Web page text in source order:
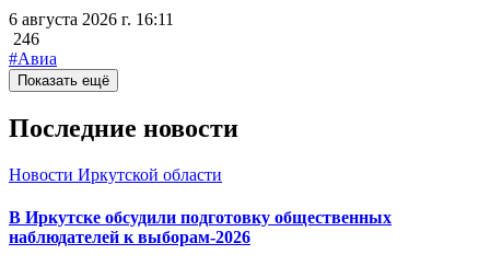
6 августа 2026 г. 16:11
246
#Авиа
Показать ещё
Последние новости
Новости Иркутской области
В Иркутске обсудили подготовку общественных
наблюдателей к выборам-2026